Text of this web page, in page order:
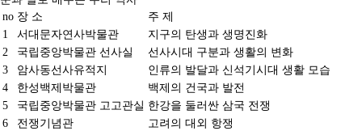
사회서비스
사회적기업
사업실적
공지/소식
no 장 소
주 제
1
서대문자연사박물관
지구의 탄생과 생명진화
2
국립중앙박물관 선사실
선사시대 구분과 생활의 변화
3
암사동선사유적지
인류의 발달과 신석기시대 생활 모습
4
한성백제박물관
백제의 건국과 발전
5
국립중앙박물관 고고관실 한강을 둘러싼 삼국 전쟁
6
전쟁기념관
고려의 대외 항쟁